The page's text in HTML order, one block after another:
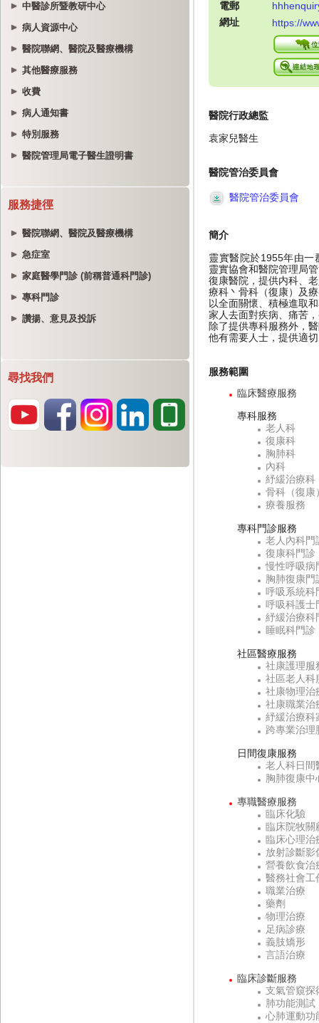
中醫診所暨教研中心
病人資源中心
醫院聯網、醫院及醫療機構
其他醫療服務
收費
病人通知書
特別服務
醫院管理局電子醫生證明書
服務捷徑
醫院聯網、醫院及醫療機構
急症室
家庭醫學門診 (前稱普通科門診)
專科門診
讚揚、意見及投訴
尋找我們